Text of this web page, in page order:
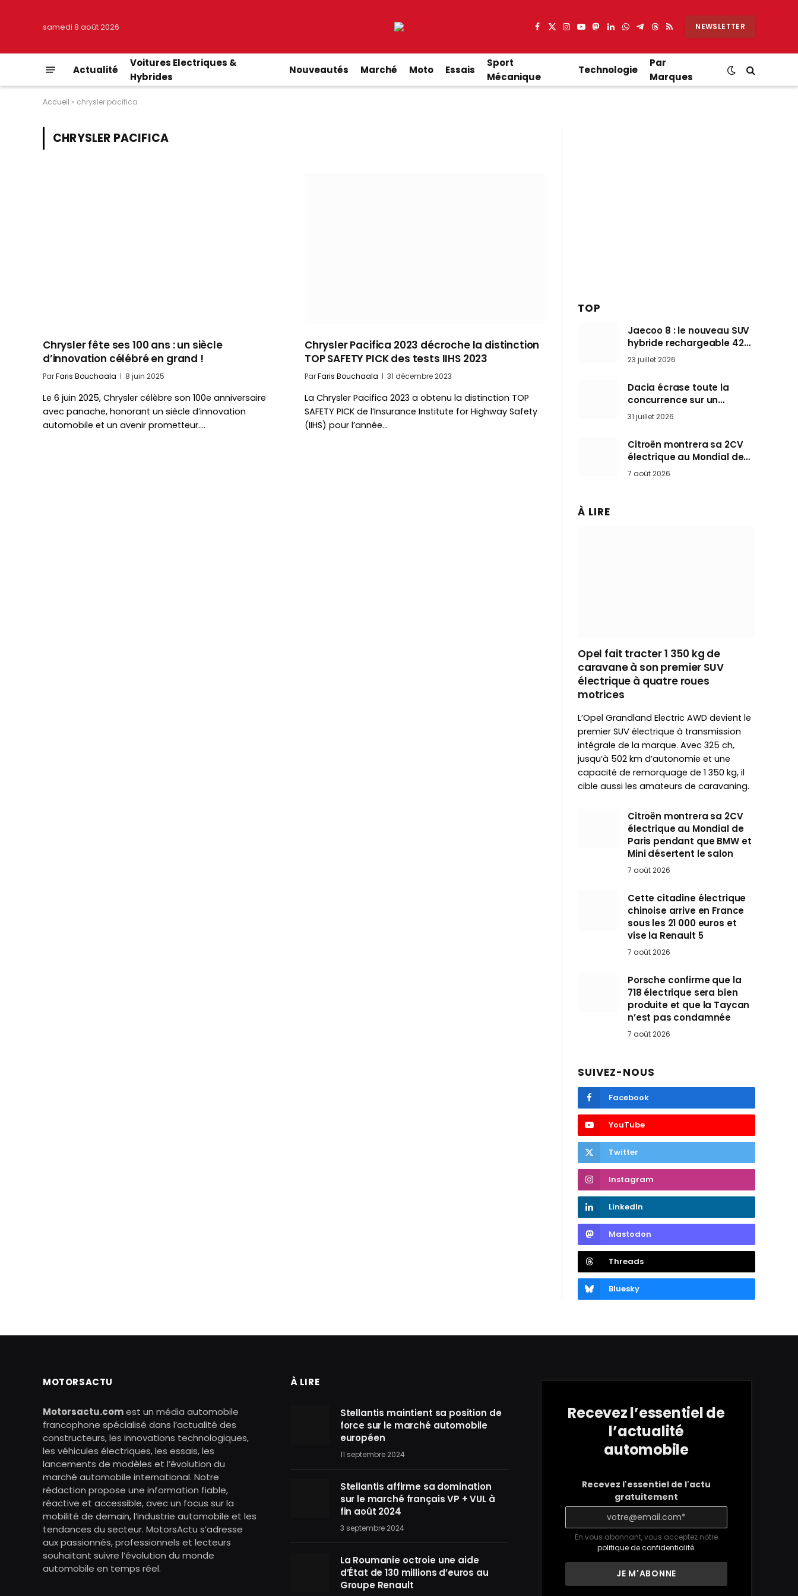
samedi 8 août 2026 Facebook
X
Instagram
YouTube
Mastodon
LinkedIn
WhatsApp
Partager
Telegram
Threads
RSS NEWSLETTER
Actualité
Voitures Electriques &
Hybrides
Nouveautés Marché Moto Essais
Sport
Mécanique
Technologie
Par
Marques
Accueil » chrysler pacifica
CHRYSLER PACIFICA
Chrysler fête ses 100 ans : un siècle
d’innovation célébré en grand !
ParFaris Bouchaala 8 juin 2025
Le 6 juin 2025, Chrysler célèbre son 100e anniversaire
avec panache, honorant un siècle d’innovation
automobile et un avenir prometteur.…
Chrysler Pacifica 2023 décroche la distinction
TOP SAFETY PICK des tests IIHS 2023
ParFaris Bouchaala 31 décembre 2023
La Chrysler Pacifica 2023 a obtenu la distinction TOP
SAFETY PICK de l’Insurance Institute for Highway Safety
(IIHS) pour l’année…
TOP
Jaecoo 8 : le nouveau SUV
hybride rechargeable 428
ch qui vise l’Audi Q7 arrive
en Europe cet automne
23 juillet 2026
Dacia écrase toute la
concurrence sur un
marché où personne ne
l’attendait
31 juillet 2026
Citroën montrera sa 2CV
électrique au Mondial de
Paris pendant que BMW et
7 août 2026
À LIRE
Opel fait tracter 1 350 kg de
caravane à son premier SUV
électrique à quatre roues
motrices
L’Opel Grandland Electric AWD devient le
premier SUV électrique à transmission
intégrale de la marque. Avec 325 ch,
jusqu’à 502 km d’autonomie et une
capacité de remorquage de 1 350 kg, il
cible aussi les amateurs de caravaning.
Citroën montrera sa 2CV
électrique au Mondial de
Paris pendant que BMW et
Mini désertent le salon
7 août 2026
Cette citadine électrique
chinoise arrive en France
sous les 21 000 euros et
vise la Renault 5
7 août 2026
Porsche confirme que la
718 électrique sera bien
produite et que la Taycan
n’est pas condamnée
7 août 2026
SUIVEZ-NOUS
Facebook
YouTube
Twitter
Instagram
LinkedIn
Mastodon
Threads
Bluesky
MOTORSACTU
Motorsactu.comest un média automobile
francophone spécialisé dans l’actualité des
constructeurs, les innovations technologiques,
les véhicules électriques, les essais, les
lancements de modèles et l’évolution du
marché automobile international. Notre
rédaction propose une information fiable,
réactive et accessible, avec un focus sur la
mobilité de demain, l’industrie automobile et les
tendances du secteur. MotorsActu s’adresse
aux passionnés, professionnels et lecteurs
souhaitant suivre l’évolution du monde
automobile en temps réel.
À LIRE
Stellantis maintient sa position de
force sur le marché automobile
européen
11 septembre 2024
Stellantis affirme sa domination
sur le marché français VP + VUL à
fin août 2024
3 septembre 2024
La Roumanie octroie une aide
d’État de 130 millions d’euros au
Groupe Renault
Recevez l’essentiel de
l’actualité
automobile
Recevez l'essentiel de l'actu
gratuitement
En vous abonnant, vous acceptez notre
politique de confidentialité.